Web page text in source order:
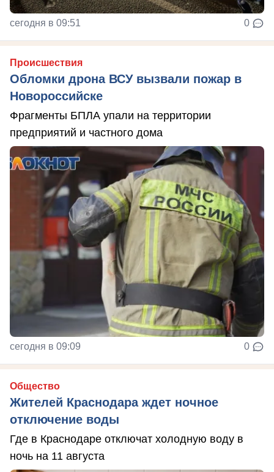
сегодня в 09:51 0
Происшествия
Обломки дрона ВСУ вызвали пожар в
Новороссийске
Фрагменты БПЛА упали на территории
предприятий и частного дома
сегодня в 09:09 0
Общество
Жителей Краснодара ждет ночное
отключение воды
Где в Краснодаре отключат холодную воду в
ночь на 11 августа